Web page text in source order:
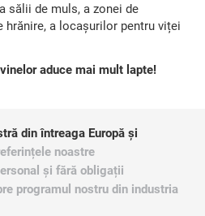
sălii de muls, a zonei de
hrănire, a locașurilor pentru viței
aduce mai mult lapte!
din întreaga Europă și
noastre
și fără obligații
programul nostru din industria